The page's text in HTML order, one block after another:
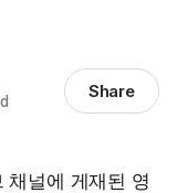
Share
채널에 게재된 영